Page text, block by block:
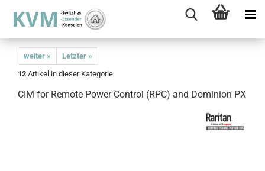
weiter »
Letzter »
12 Artikel in dieser Kategorie
CIM for Remote Power Control (RPC) and Dominion PX